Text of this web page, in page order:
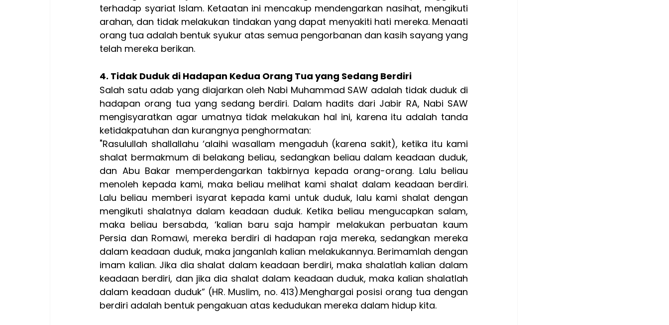
terhadap syariat Islam. Ketaatan ini mencakup mendengarkan nasihat, mengikuti
arahan, dan tidak melakukan tindakan yang dapat menyakiti hati mereka. Menaati
orang tua adalah bentuk syukur atas semua pengorbanan dan kasih sayang yang
telah mereka berikan.
4. Tidak Duduk di Hadapan Kedua Orang Tua yang Sedang Berdiri
Salah satu adab yang diajarkan oleh Nabi Muhammad SAW adalah tidak duduk di
hadapan orang tua yang sedang berdiri. Dalam hadits dari Jabir RA, Nabi SAW
mengisyaratkan agar umatnya tidak melakukan hal ini, karena itu adalah tanda
ketidakpatuhan dan kurangnya penghormatan:
"Rasulullah shallallahu ‘alaihi wasallam mengaduh (karena sakit), ketika itu kami
shalat bermakmum di belakang beliau, sedangkan beliau dalam keadaan duduk,
dan Abu Bakar memperdengarkan takbirnya kepada orang-orang. Lalu beliau
menoleh kepada kami, maka beliau melihat kami shalat dalam keadaan berdiri.
Lalu beliau memberi isyarat kepada kami untuk duduk, lalu kami shalat dengan
mengikuti shalatnya dalam keadaan duduk. Ketika beliau mengucapkan salam,
maka beliau bersabda, ‘kalian baru saja hampir melakukan perbuatan kaum
Persia dan Romawi, mereka berdiri di hadapan raja mereka, sedangkan mereka
dalam keadaan duduk, maka janganlah kalian melakukannya. Berimamlah dengan
imam kalian. Jika dia shalat dalam keadaan berdiri, maka shalatlah kalian dalam
keadaan berdiri, dan jika dia shalat dalam keadaan duduk, maka kalian shalatlah
dalam keadaan duduk” (HR. Muslim, no. 413).Menghargai posisi orang tua dengan
berdiri adalah bentuk pengakuan atas kedudukan mereka dalam hidup kita.